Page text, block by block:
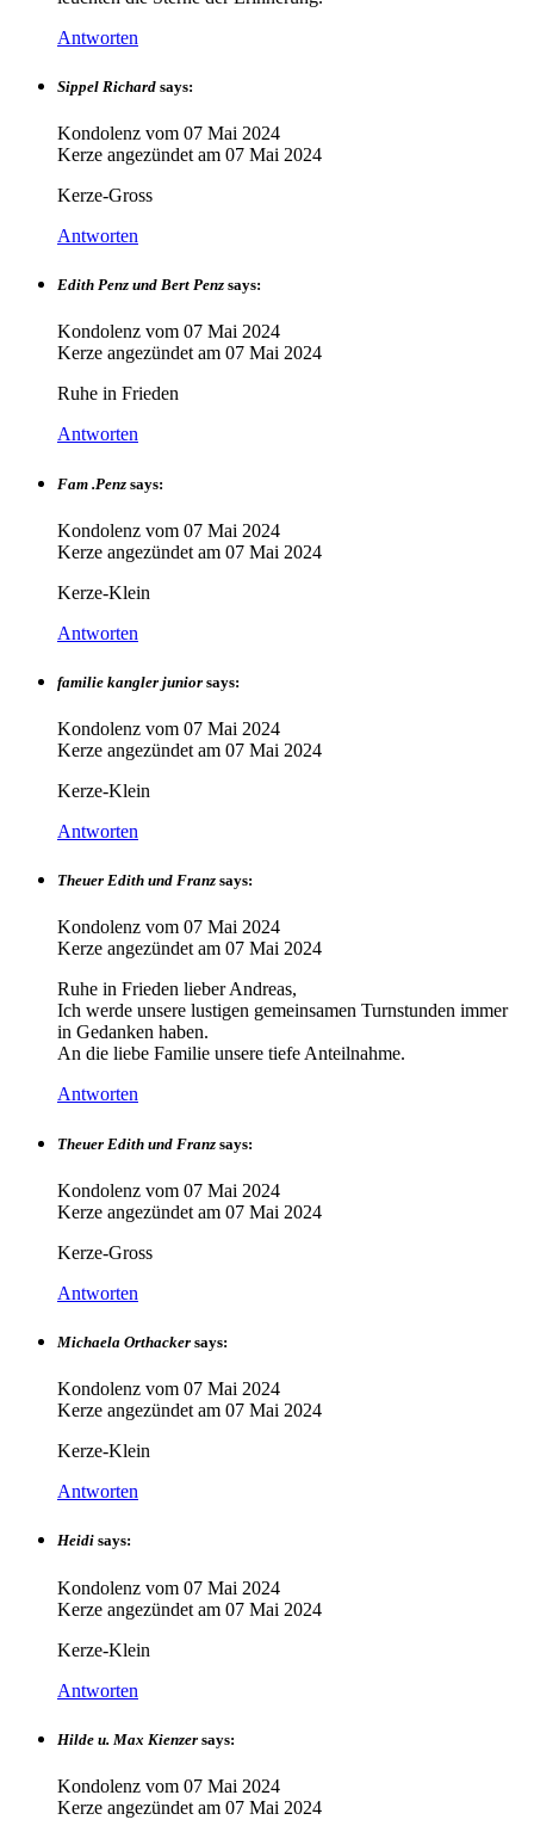
Antworten
Sippel Richard says:
Kondolenz vom 07 Mai 2024
Kerze angezündet am 07 Mai 2024
Kerze-Gross
Antworten
Edith Penz und Bert Penz says:
Kondolenz vom 07 Mai 2024
Kerze angezündet am 07 Mai 2024
Ruhe in Frieden
Antworten
Fam .Penz says:
Kondolenz vom 07 Mai 2024
Kerze angezündet am 07 Mai 2024
Kerze-Klein
Antworten
familie kangler junior says:
Kondolenz vom 07 Mai 2024
Kerze angezündet am 07 Mai 2024
Kerze-Klein
Antworten
Theuer Edith und Franz says:
Kondolenz vom 07 Mai 2024
Kerze angezündet am 07 Mai 2024
Ruhe in Frieden lieber Andreas,
Ich werde unsere lustigen gemeinsamen Turnstunden immer
in Gedanken haben.
An die liebe Familie unsere tiefe Anteilnahme.
Antworten
Theuer Edith und Franz says:
Kondolenz vom 07 Mai 2024
Kerze angezündet am 07 Mai 2024
Kerze-Gross
Antworten
Michaela Orthacker says:
Kondolenz vom 07 Mai 2024
Kerze angezündet am 07 Mai 2024
Kerze-Klein
Antworten
Heidi says:
Kondolenz vom 07 Mai 2024
Kerze angezündet am 07 Mai 2024
Kerze-Klein
Antworten
Hilde u. Max Kienzer says:
Kondolenz vom 07 Mai 2024
Kerze angezündet am 07 Mai 2024